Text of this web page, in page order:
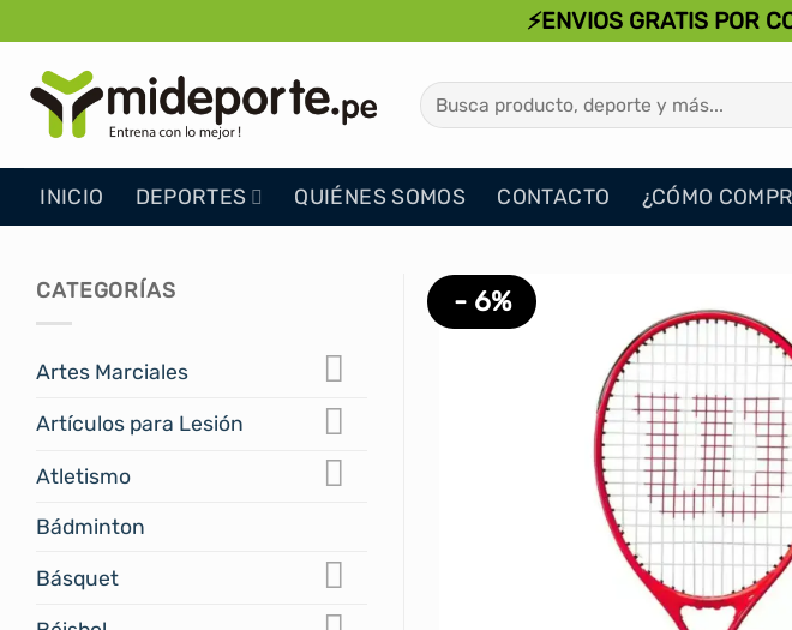
al
contenido
⚡ENVIOS GRATIS POR
Buscar
por:
INICIO DEPORTES QUIÉNES SOMOS CONTACTO ¿CÓMO
CATEGORÍAS
Artes Marciales
Artículos para Lesión
Atletismo
Bádminton
Básquet
- 6%